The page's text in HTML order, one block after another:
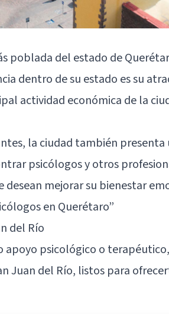
poblada del estado de
dentro de su estado es su
actividad económica de la
la ciudad también presenta
psicólogos y otros
mejorar su bienestar
en Querétaro”
del Río
apoyo psicológico o
Juan del Río, listos para